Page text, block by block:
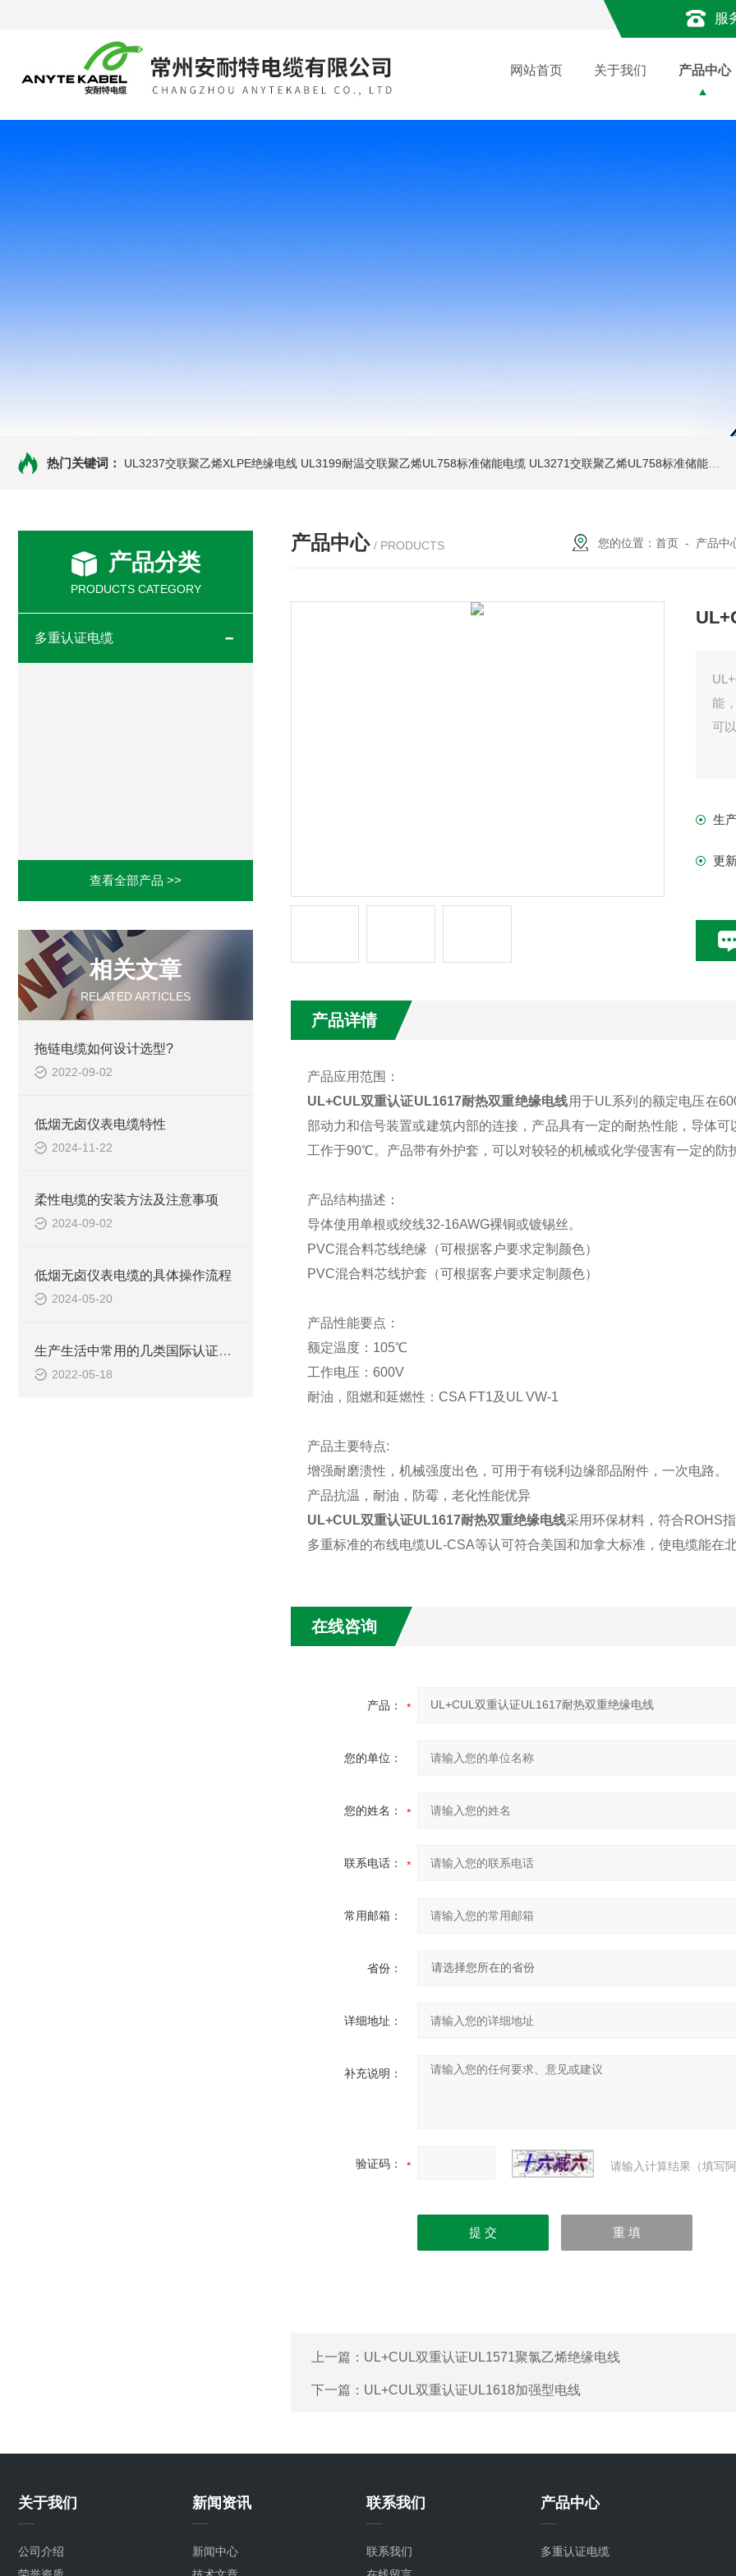
服
网站首页 关于我们 产品中心
热门关键词： UL3237交联聚乙烯XLPE绝缘电线 UL3199耐温交联聚乙烯UL758标准储能电缆 UL3271交联聚乙烯UL758标准储能电缆
产品分类
PRODUCTS CATEGORY
多重认证电缆
查看全部产品 >>
相关文章
RELATED ARTICLES
拖链电缆如何设计选型?
2022-09-02
低烟无卤仪表电缆特性
2024-11-22
柔性电缆的安装方法及注意事项
2024-09-02
低烟无卤仪表电缆的具体操作流程
2024-05-20
生产生活中常用的几类国际认证电线电缆绝缘材料
2022-05-18
产品中心 / PRODUCTS 您的位置： 首页 - 产品中
能
可
生
更
产品详情
产品应用范围：
UL+CUL双重认证UL1617耐热双重绝缘电线用于UL系列的额定电压在
部动力和信号装置或建筑内部的连接，产品具有一定的耐热性能，导体
工作于90℃。产品带有外护套，可以对较轻的机械或化学侵害有一定的防
产品结构描述：
导体使用单根或绞线32-16AWG裸铜或镀锡丝。
PVC混合料芯线绝缘（可根据客户要求定制颜色）
PVC混合料芯线护套（可根据客户要求定制颜色）
产品性能要点：
额定温度： 105℃
工作电压： 600V
耐油，阻燃和延燃性： CSA FT1及UL VW-1
产品主要特点:
增强耐磨溃性，机械强度出色，可用于有锐利边缘部品附件， 一次电路。
产品抗温， 耐油 ，防霉， 老化性能优异
UL+CUL双重认证UL1617耐热双重绝缘电线采用环保材料，符合ROHS
多重标准的布线电缆UL-CSA等认可符合美国和加拿大标准，使电缆能在
在线咨询
产品：
您的单位：
您的姓名：
联系电话：
常用邮箱：
省份：
详细地址：
补充说明：
验证码： 请输入计算结果（填写
上一篇： UL+CUL双重认证UL1571聚氯乙烯绝缘电线
下一篇： UL+CUL双重认证UL1618加强型电线
关于我们
公司介绍
新闻资讯
新闻中心
联系我们
联系我们
产品中心
多重认证电缆